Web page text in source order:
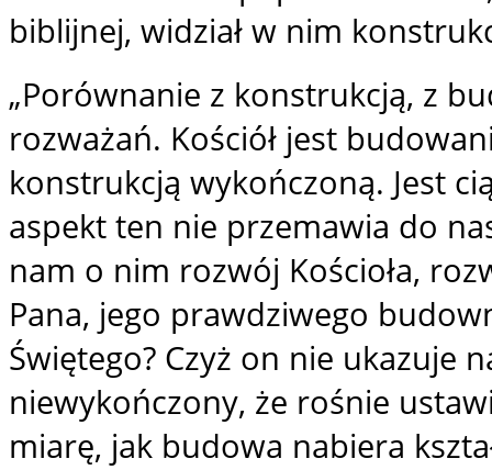
biblijnej, widział w nim
„Porównanie z konstrukcją, z
rozważań. Kościół jest
konstrukcją wykończoną. Jest
aspekt ten nie przemawia do
nam o nim rozwój Kościoła,
Pana, jego prawdziwego
Świętego? Czyż on nie ukazuje
niewykończony, że rośnie
miarę, jak budowa nabiera